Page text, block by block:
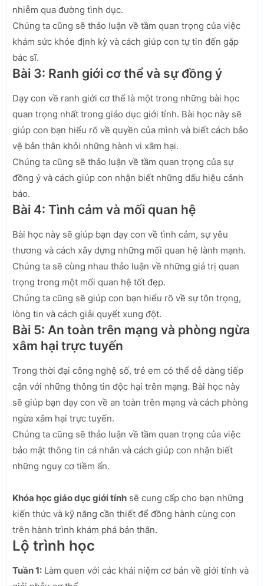
nhiễm qua đường tình dục.
Chúng ta cũng sẽ thảo luận về tầm quan trọng của việc
khám sức khỏe định kỳ và cách giúp con tự tin đến gặp
bác sĩ.
Bài 3: Ranh giới cơ thể và sự đồng ý
Dạy con về ranh giới cơ thể là một trong những bài học
quan trọng nhất trong giáo dục giới tính. Bài học này sẽ
giúp con bạn hiểu rõ về quyền của mình và biết cách bảo
vệ bản thân khỏi những hành vi xâm hại.
Chúng ta cũng sẽ thảo luận về tầm quan trọng của sự
đồng ý và cách giúp con nhận biết những dấu hiệu cảnh
báo.
Bài 4: Tình cảm và mối quan hệ
Bài học này sẽ giúp bạn dạy con về tình cảm, sự yêu
thương và cách xây dựng những mối quan hệ lành mạnh.
Chúng ta sẽ cùng nhau thảo luận về những giá trị quan
trọng trong một mối quan hệ tốt đẹp.
Chúng ta cũng sẽ giúp con bạn hiểu rõ về sự tôn trọng,
lòng tin và cách giải quyết xung đột.
Bài 5: An toàn trên mạng và phòng ngừa
xâm hại trực tuyến
Trong thời đại công nghệ số, trẻ em có thể dễ dàng tiếp
cận với những thông tin độc hại trên mạng. Bài học này
sẽ giúp bạn dạy con về an toàn trên mạng và cách phòng
ngừa xâm hại trực tuyến.
Chúng ta cũng sẽ thảo luận về tầm quan trọng của việc
bảo mật thông tin cá nhân và cách giúp con nhận biết
những nguy cơ tiềm ẩn.
Khóa học giáo dục giới tính sẽ cung cấp cho bạn những
kiến thức và kỹ năng cần thiết để đồng hành cùng con
trên hành trình khám phá bản thân.
Lộ trình học
Tuần 1: Làm quen với các khái niệm cơ bản về giới tính và